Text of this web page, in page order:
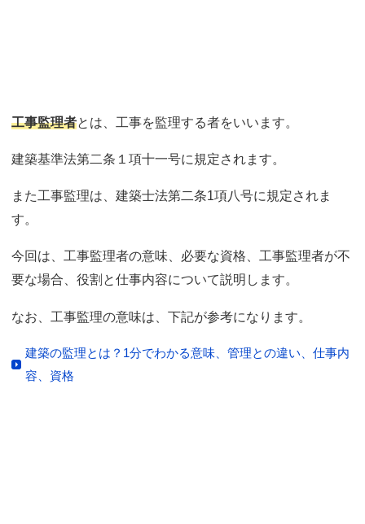
工事監理者とは、工事を監理する者をいいます。
建築基準法第二条１項十一号に規定されます。
また工事監理は、建築士法第二条1項八号に規定されま
す。
今回は、工事監理者の意味、必要な資格、工事監理者が不
要な場合、役割と仕事内容について説明します。
なお、工事監理の意味は、下記が参考になります。
建築の監理とは？1分でわかる意味、管理との違い、仕事内
容、資格